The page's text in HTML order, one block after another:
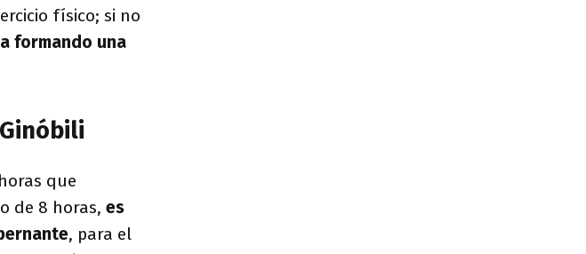
físico; si no
formando una
que
de 8 horas, es
, para el